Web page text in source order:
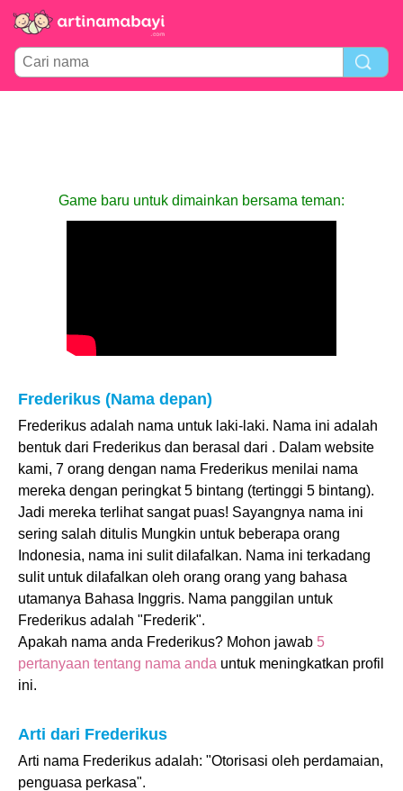
Game baru untuk dimainkan bersama teman:
Frederikus (Nama depan)
Frederikus adalah nama untuk laki-laki. Nama ini adalah
bentuk dari Frederikus dan berasal dari . Dalam website
kami, 7 orang dengan nama Frederikus menilai nama
mereka dengan peringkat 5 bintang (tertinggi 5 bintang).
Jadi mereka terlihat sangat puas! Sayangnya nama ini
sering salah ditulis Mungkin untuk beberapa orang
Indonesia, nama ini sulit dilafalkan. Nama ini terkadang
sulit untuk dilafalkan oleh orang orang yang bahasa
utamanya Bahasa Inggris. Nama panggilan untuk
Frederikus adalah "Frederik".
Apakah nama anda Frederikus? Mohon jawab 5
pertanyaan tentang nama anda untuk meningkatkan profil
ini.
Arti dari Frederikus
Arti nama Frederikus adalah: "Otorisasi oleh perdamaian,
penguasa perkasa".